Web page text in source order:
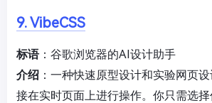
9. VibeCSS
标语：谷歌浏览器的AI设计助手
介绍 ：一种快速原型设计和实验网页
接在实时页面上进行操作。你只需选